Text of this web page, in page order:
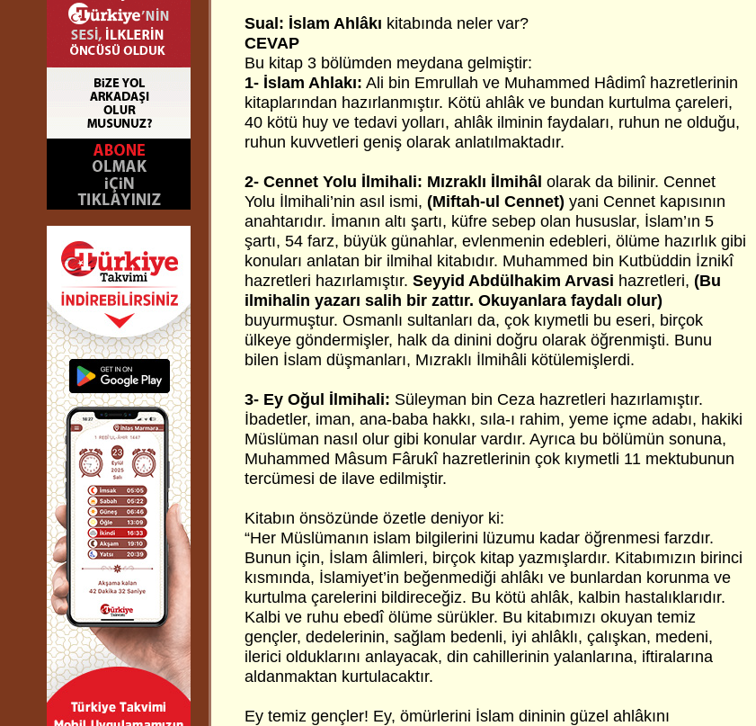
Sual: İslam Ahlâkı kitabında neler var?
CEVAP
Bu kitap 3 bölümden meydana gelmiştir:
1- İslam Ahlakı: Ali bin Emrullah ve Muhammed Hâdimî hazretlerinin
kitaplarından hazırlanmıştır. Kötü ahlâk ve bundan kurtulma çareleri,
40 kötü huy ve tedavi yolları, ahlâk ilminin faydaları, ruhun ne olduğu,
ruhun kuvvetleri geniş olarak anlatılmaktadır.
2- Cennet Yolu İlmihali: Mızraklı İlmihâl olarak da bilinir. Cennet
Yolu İlmihali’nin asıl ismi, (Miftah-ul Cennet) yani Cennet kapısının
anahtarıdır. İmanın altı şartı, küfre sebep olan hususlar, İslam’ın 5
şartı, 54 farz, büyük günahlar, evlenmenin edebleri, ölüme hazırlık gibi
konuları anlatan bir ilmihal kitabıdır. Muhammed bin Kutbüddin İznikî
hazretleri hazırlamıştır. Seyyid Abdülhakim Arvasi hazretleri, (Bu
ilmihalin yazarı salih bir zattır. Okuyanlara faydalı olur)
buyurmuştur. Osmanlı sultanları da, çok kıymetli bu eseri, birçok
ülkeye göndermişler, halk da dinini doğru olarak öğrenmişti. Bunu
bilen İslam düşmanları, Mızraklı İlmihâli kötülemişlerdi.
3- Ey Oğul İlmihali: Süleyman bin Ceza hazretleri hazırlamıştır.
İbadetler, iman, ana-baba hakkı, sıla-ı rahim, yeme içme adabı, hakiki
Müslüman nasıl olur gibi konular vardır. Ayrıca bu bölümün sonuna,
Muhammed Mâsum Fârukî hazretlerinin çok kıymetli 11 mektubunun
tercümesi de ilave edilmiştir.
Kitabın önsözünde özetle deniyor ki:
“Her Müslümanın islam bilgilerini lüzumu kadar öğrenmesi farzdır.
Bunun için, İslam âlimleri, birçok kitap yazmışlardır. Kitabımızın birinci
kısmında, İslamiyet’in beğenmediği ahlâkı ve bunlardan korunma ve
kurtulma çarelerini bildireceğiz. Bu kötü ahlâk, kalbin hastalıklarıdır.
Kalbi ve ruhu ebedî ölüme sürükler. Bu kitabımızı okuyan temiz
gençler, dedelerinin, sağlam bedenli, iyi ahlâklı, çalışkan, medeni,
ilerici olduklarını anlayacak, din cahillerinin yalanlarına, iftiralarına
aldanmaktan kurtulacaktır.
Ey temiz gençler! Ey, ömürlerini İslam dininin güzel ahlâkını